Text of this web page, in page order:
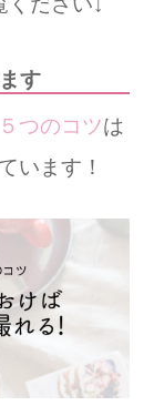
す
つのコツは
います！